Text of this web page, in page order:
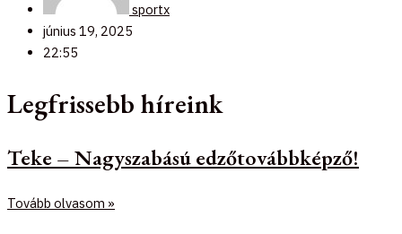
sportx
június 19, 2025
22:55
Legfrissebb híreink
Teke – Nagyszabású edzőtovábbképző!
Tovább olvasom »